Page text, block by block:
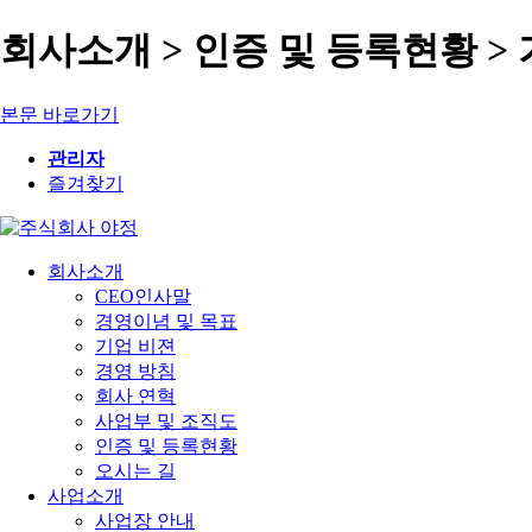
회사소개 > 인증 및 등록현황 >
본문 바로가기
관리자
즐겨찾기
회사소개
CEO인사말
경영이념 및 목표
기업 비젼
경영 방침
회사 연혁
사업부 및 조직도
인증 및 등록현황
오시는 길
사업소개
사업장 안내